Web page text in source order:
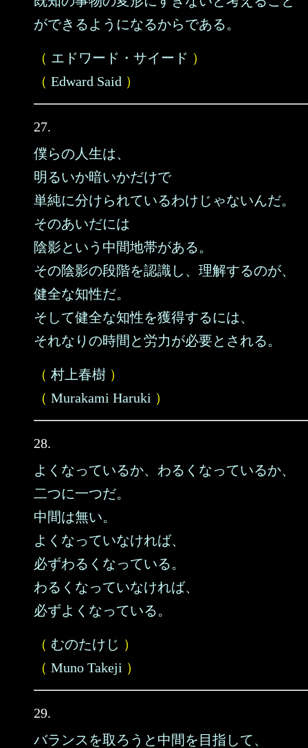
ができるようになるからである。
（ エドワード・サイード ）
（ Edward Said ）
27.
僕らの人生は、
明るいか暗いかだけで
単純に分けられているわけじゃないんだ。
そのあいだには
陰影という中間地帯がある。
その陰影の段階を認識し、理解するのが、
健全な知性だ。
そして健全な知性を獲得するには、
それなりの時間と労力が必要とされる。
（ 村上春樹 ）
（ Murakami Haruki ）
28.
よくなっているか、わるくなっているか、
二つに一つだ。
中間は無い。
よくなっていなければ、
必ずわるくなっている。
わるくなっていなければ、
必ずよくなっている。
（ むのたけじ ）
（ Muno Takeji ）
29.
バランスを取ろうと中間を目指して、